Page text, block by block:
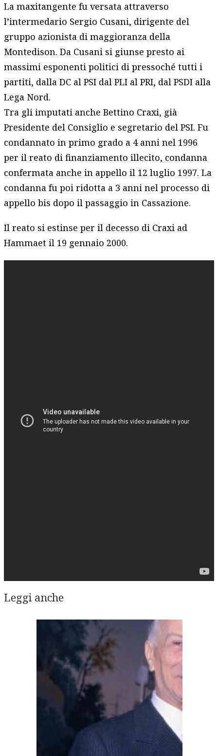
La maxitangente fu versata attraverso
l’intermedario Sergio Cusani, dirigente del
gruppo azionista di maggioranza della
Montedison. Da Cusani si giunse presto ai
massimi esponenti politici di pressoché tutti i
partiti, dalla DC al PSI dal PLI al PRI, dal PSDI alla
Lega Nord.
Tra gli imputati anche Bettino Craxi, già
Presidente del Consiglio e segretario del PSI. Fu
condannato in primo grado a 4 anni nel 1996
per il reato di finanziamento illecito, condanna
confermata anche in appello il 12 luglio 1997. La
condanna fu poi ridotta a 3 anni nel processo di
appello bis dopo il passaggio in Cassazione.
Il reato si estinse per il decesso di Craxi ad
Hammaet il 19 gennaio 2000.
Leggi anche